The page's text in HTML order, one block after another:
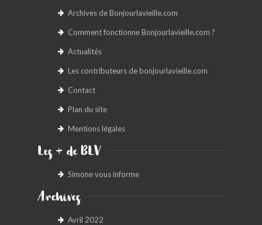
Archives de Bonjourlavieille.com
Comment fonctionne Bonjourlavieille.com ?
Actualités
Les contributeurs de bonjourlavieille.com
Contact
Plan du site
Mentions légales
Les + de BLV
Simone vous informe
Archives
Avril 2022